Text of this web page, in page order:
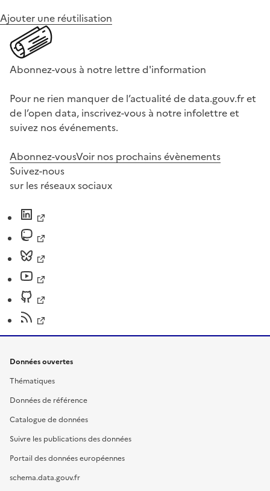
Ajouter une réutilisation
Abonnez-vous à notre lettre d'information
Pour ne rien manquer de l’actualité de data.gouv.fr et
de l’open data, inscrivez-vous à notre infolettre et
suivez nos événements.
Abonnez-vousVoir nos prochains évènements
Suivez-nous
sur les réseaux sociaux
Données ouvertes
Thématiques
Données de référence
Catalogue de données
Suivre les publications des données
Portail des données européennes
schema.data.gouv.fr